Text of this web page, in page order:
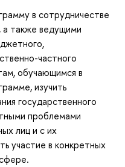
в сотрудничестве
а также ведущими
частного
обучающимся в
изучить
государственного
проблемами
лиц и с их
участие в конкретных